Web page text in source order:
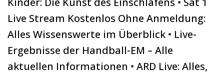
Live Stream Kostenlos Ohne Anmeldung:
Alles Wissenswerte im Überblick • Live-
Ergebnisse der Handball-EM – Alle
aktuellen Informationen • ARD Live: Alles,